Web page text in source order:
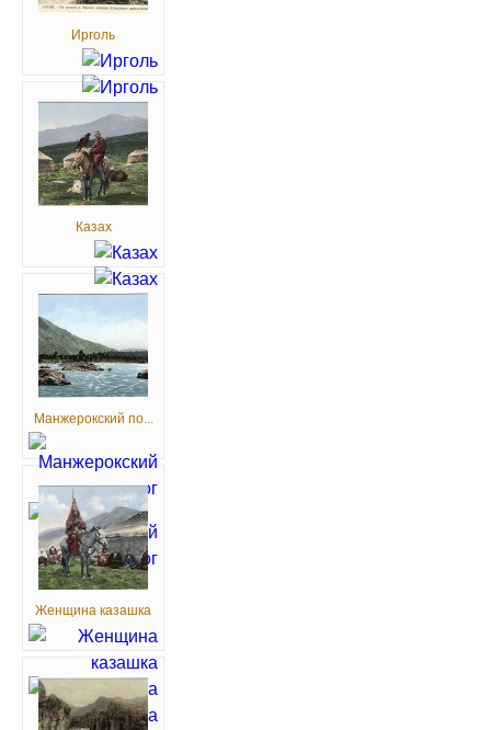
Ирголь
Казах
Манжерокский по...
Женщина казашка